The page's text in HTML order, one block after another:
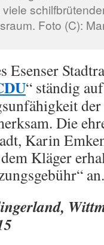
Foto (C):
Esenser
“ ständig
der
Die
Karin
Kläger
an.